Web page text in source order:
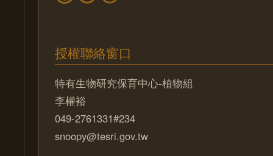
授權聯絡窗口
特有生物研究保育中心-植物組
李權裕
049-2761331#234
snoopy@tesri.gov.tw